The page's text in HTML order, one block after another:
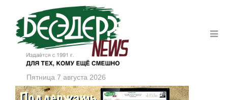
Пятница 7 августа 2026